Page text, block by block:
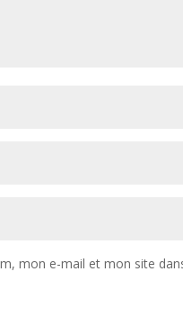
mon e-mail et mon site